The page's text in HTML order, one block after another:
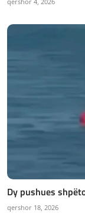
Dy pushues
qershor 18, 2026